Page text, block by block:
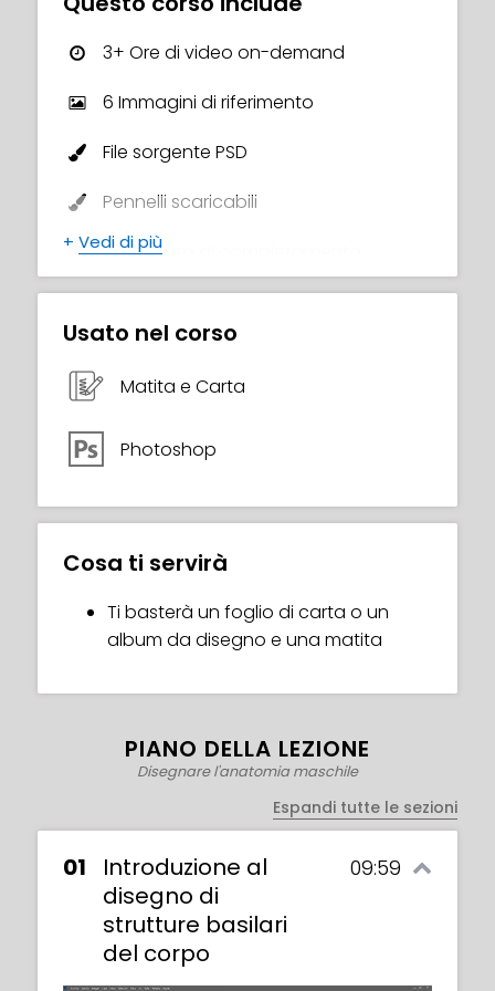
3+ Ore di video on-demand
6 Immagini di riferimento
File sorgente PSD
Pennelli scaricabili
Certificato di completamento
+ Vedi di più
Usato nel corso
Matita e Carta
Photoshop
Cosa ti servirà
Ti basterà un foglio di carta o un
album da disegno e una matita
PIANO DELLA LEZIONE
Disegnare l'anatomia maschile
Espandi tutte le sezioni
01
Introduzione al
disegno di
strutture basilari
del corpo
09:59